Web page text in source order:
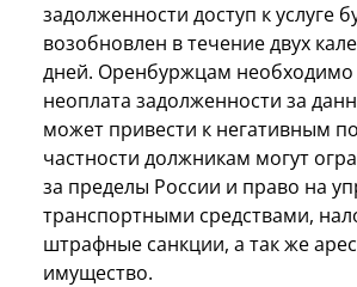
задолженности доступ к услуге
возобновлен в течение двух
дней. Оренбуржцам необходимо
неоплата задолженности за
может привести к негативным
частности должникам могут
за пределы России и право на
транспортными средствами,
штрафные санкции, а так же
имущество.